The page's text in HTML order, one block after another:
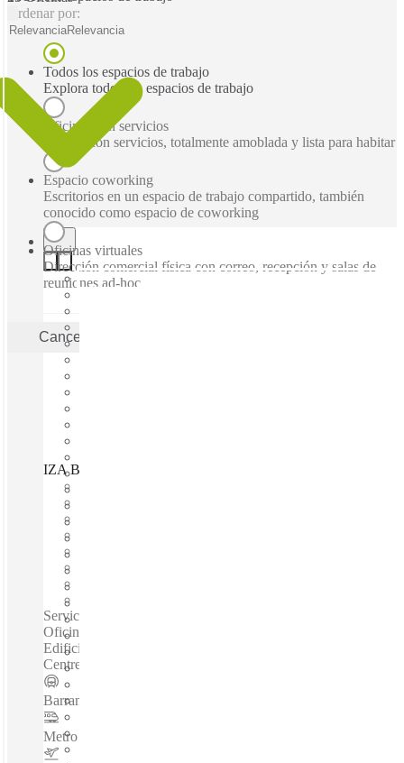
Todos los espacios de trabajo
Explora todos los espacios de trabajo
Oficinas con servicios
Oficina con servicios, totalmente amoblada y lista para habitar
Espacio coworking
Escritorios en un espacio de trabajo compartido, también
conocido como espacio de coworking
Oficinas virtuales
Dirección comercial física con correo, recepción y salas de
reuniones ad-hoc
Cancelar
Ordenar por:
RelevanciaRelevancia
IZA BC Prisma Insurgentes, Mexico City, 03900
Servicios / Oficinas privadas / Espacios de coworking /
Oficinas virtuales /Destacado centro moderno de oficinas -
Edificio con certificado LEED adyacente al Wall Trade
Centre- Espacio de oficina totalmente equipado...
Barranca del Muerto
Metro Mexicaltzingo